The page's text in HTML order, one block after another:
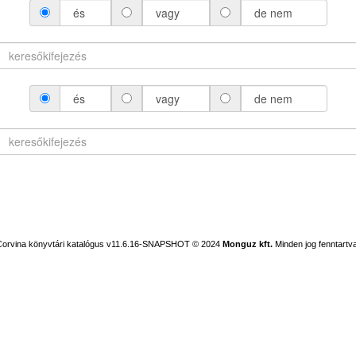
és vagy de nem
és vagy de nem
könyvtári katalógus v11.6.16-SNAPSHOT © 2024 Monguz kft. Minden jog